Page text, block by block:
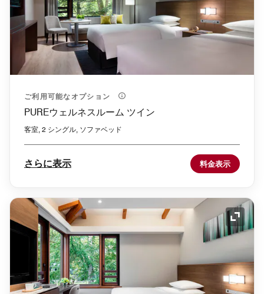
ご利用可能なオプション
PUREウェルネスルーム ツイン
客室, 2 シングル, ソファベッド
さらに表示 料金表示
アイ